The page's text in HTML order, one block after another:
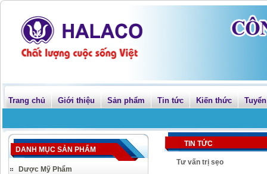
Trang chủ Giới thiệu Sản phẩm Tin tức Kiến thức
DANH MỤC SẢN PHẨM
Dược Mỹ Phẩm
TIN TỨC
Tư vấn trị sẹo